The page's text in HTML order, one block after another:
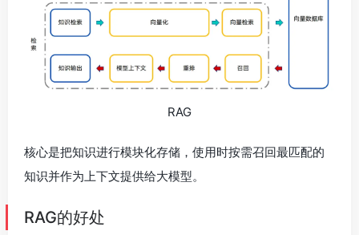
RAG
核心是把知识进行模块化存储，使用时按需召回最匹配的
知识并作为上下文提供给大模型。
RAG的好处